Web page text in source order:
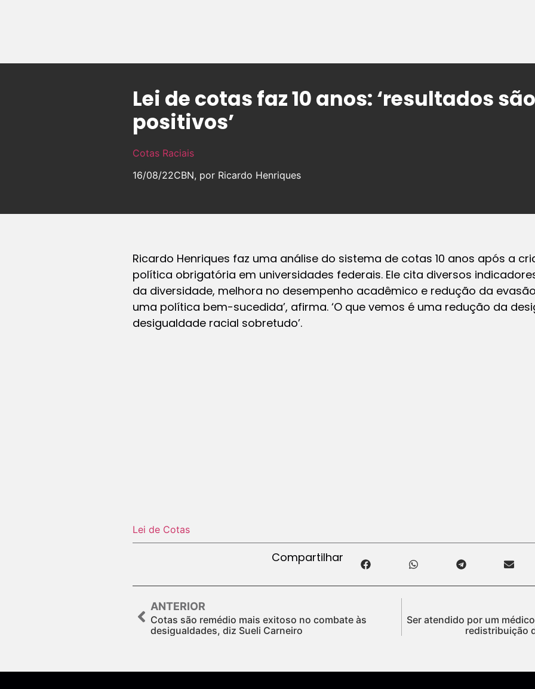
Lei de cotas faz 10 anos: ‘resultados
positivos’
Cotas Raciais
16/08/22CBN, por Ricardo Henriques
Ricardo Henriques faz uma análise do sistema de cotas 10 anos após a
política obrigatória em universidades federais. Ele cita diversos
da diversidade, melhora no desempenho acadêmico e redução da evasão
uma política bem-sucedida’, afirma. ‘O que vemos é uma redução da
desigualdade racial sobretudo’.
Lei de Cotas
Compartilhar
ANTERIOR
Cotas são remédio mais exitoso no combate às
desigualdades, diz Sueli Carneiro
Ser atendido por um
redistribuição